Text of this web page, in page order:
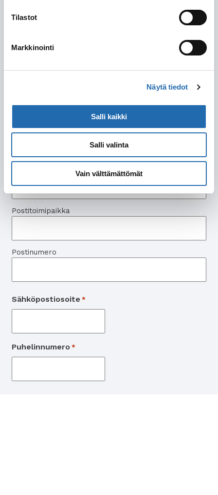
Tilastot
Markkinointi
Näytä tiedot
Salli kaikki
Salli valinta
Vain välttämättömät
Yhteystiedot
Nimi
Sukunimi
Postitoimipaikka
Postinumero
Sähköpostiosoite *
Puhelinnumero *